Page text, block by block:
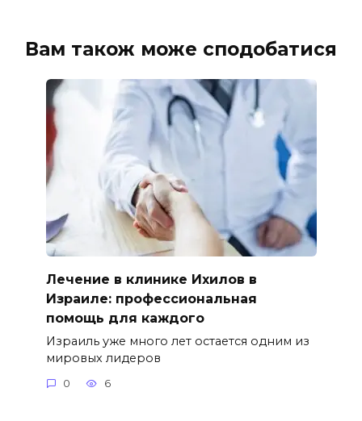
Вам також може сподобатися
Лечение в клинике Ихилов в
Израиле: профессиональная
помощь для каждого
Израиль уже много лет остается одним из
мировых лидеров
0 6